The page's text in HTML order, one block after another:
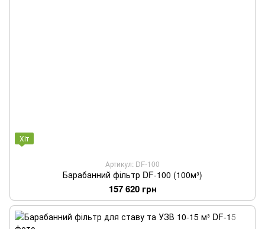
Хіт
Артикул: DF-100
Барабанний фільтр DF-100 (100м³)
157 620 грн